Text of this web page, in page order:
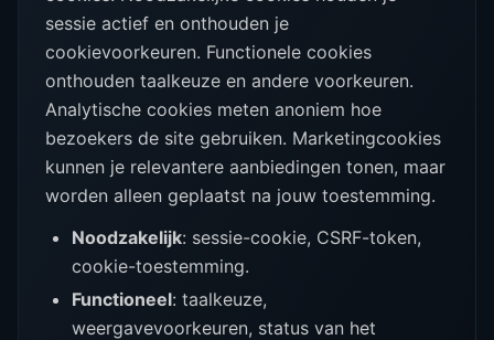
sessie actief en onthouden je
cookievoorkeuren. Functionele cookies
onthouden taalkeuze en andere voorkeuren.
Analytische cookies meten anoniem hoe
bezoekers de site gebruiken. Marketingcookies
kunnen je relevantere aanbiedingen tonen, maar
worden alleen geplaatst na jouw toestemming.
Noodzakelijk: sessie-cookie, CSRF-token,
cookie-toestemming.
Functioneel: taalkeuze,
weergavevoorkeuren, status van het